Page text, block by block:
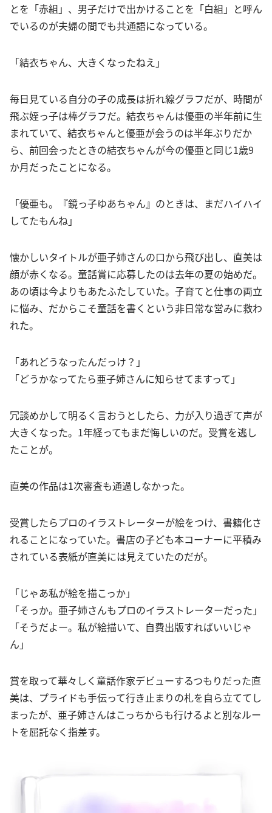
とを「赤組」、男子だけで出かけることを「白組」と呼ん
でいるのが夫婦の間でも共通語になっている。
「結衣ちゃん、大きくなったねえ」
毎日見ている自分の子の成長は折れ線グラフだが、時間が
飛ぶ姪っ子は棒グラフだ。結衣ちゃんは優亜の半年前に生
まれていて、結衣ちゃんと優亜が会うのは半年ぶりだか
ら、前回会ったときの結衣ちゃんが今の優亜と同じ1歳9
か月だったことになる。
「優亜も。『鏡っ子ゆあちゃん』のときは、まだハイハイ
してたもんね」
懐かしいタイトルが亜子姉さんの口から飛び出し、直美は
顔が赤くなる。童話賞に応募したのは去年の夏の始めだ。
あの頃は今よりもあたふたしていた。子育てと仕事の両立
に悩み、だからこそ童話を書くという非日常な営みに救わ
れた。
「あれどうなったんだっけ？」
「どうかなってたら亜子姉さんに知らせてますって」
冗談めかして明るく言おうとしたら、力が入り過ぎて声が
大きくなった。1年経ってもまだ悔しいのだ。受賞を逃し
たことが。
直美の作品は1次審査も通過しなかった。
受賞したらプロのイラストレーターが絵をつけ、書籍化さ
れることになっていた。書店の子ども本コーナーに平積み
されている表紙が直美には見えていたのだが。
「じゃあ私が絵を描こっか」
「そっか。亜子姉さんもプロのイラストレーターだった」
「そうだよー。私が絵描いて、自費出版すればいいじゃ
ん」
賞を取って華々しく童話作家デビューするつもりだった直
美は、プライドも手伝って行き止まりの札を自ら立ててし
まったが、亜子姉さんはこっちからも行けるよと別なルー
トを屈託なく指差す。